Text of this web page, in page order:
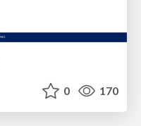
0 170